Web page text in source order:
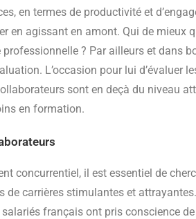
en termes de productivité et
en agissant en amont. Qui de mieux
? Par ailleurs et dans
L’occasion pour lui d’évaluer
sont en deçà du niveau
en formation.
concurrentiel, il est essentiel de
carrières stimulantes et
français ont pris conscience